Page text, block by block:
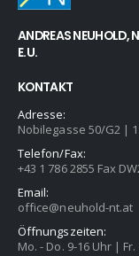
ANDREAS NEUHOLD,
E.U.
KONTAKT
Adresse:
Nobilegasse 50/G2 |
Telefon/Fax:
+43 1 786 2855 Fax
Email:
office@neuhold-nt.at
Öffnungszeiten:
Mo. - Do. 9-16 Uhr |